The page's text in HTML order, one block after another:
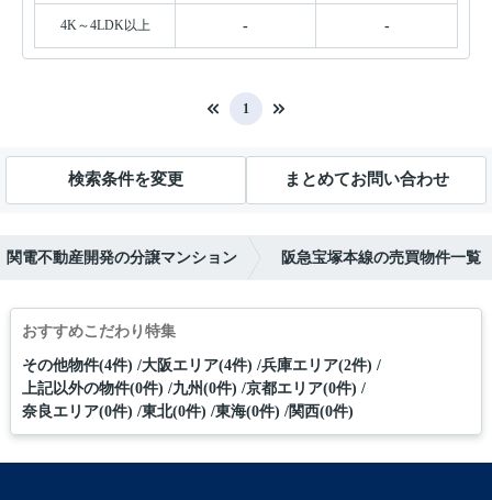
4K～4LDK以上 - -
1
検索条件を変更 まとめてお問い合わせ
関電不動産開発の分譲マンション 阪急宝塚本線の売買物件一覧
おすすめこだわり特集
その他物件(4件) 大阪エリア(4件) 兵庫エリア(2件)
上記以外の物件(0件) 九州(0件) 京都エリア(0件)
奈良エリア(0件) 東北(0件) 東海(0件) 関西(0件)